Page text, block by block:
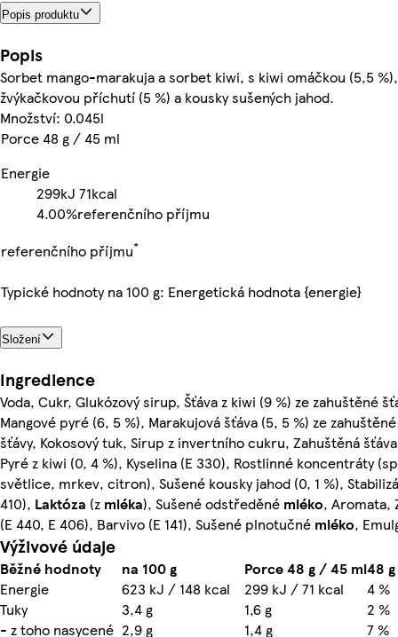
Popis produktu
Popis
Sorbet mango-marakuja a sorbet kiwi, s kiwi omáčkou (5,5
žvýkačkovou příchutí (5 %) a kousky sušených jahod.
Množství: 0.045l
Porce 48 g / 45 ml
Energie
299kJ 71kcal
4.00%referenčního příjmu
referenčního příjmu*
Typické hodnoty na 100 g: Energetická hodnota {energie}
Složení
Ingredience
Voda, Cukr, Glukózový sirup, Šťáva z kiwi (9 %) ze zahuštěné
Mangové pyré (6, 5 %), Marakujová šťáva (5, 5 %) ze
šťávy, Kokosový tuk, Sirup z invertního cukru, Zahuštěná šťáva
Pyré z kiwi (0, 4 %), Kyselina (E 330), Rostlinné koncentráty
světlice, mrkev, citron), Sušené kousky jahod (0, 1 %),
410), Laktóza (z mléka), Sušené odstředěné mléko, Aromata,
(E 440, E 406), Barvivo (E 141), Sušené plnotučné mléko,
Výživové údaje
Běžné hodnoty na 100 g Porce 48 g / 45 ml48
Energie
623 kJ / 148 kcal 299 kJ / 71 kcal
4 %
Tuky
3,4 g 1,6 g
2 %
- z toho nasycené 2,9 g 1,4 g
7 %